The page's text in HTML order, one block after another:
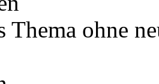
Thema ohne